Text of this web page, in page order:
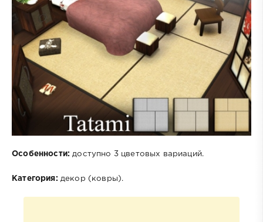
Особенности: доступно 3 цветовых вариаций.
Категория: декор (ковры).